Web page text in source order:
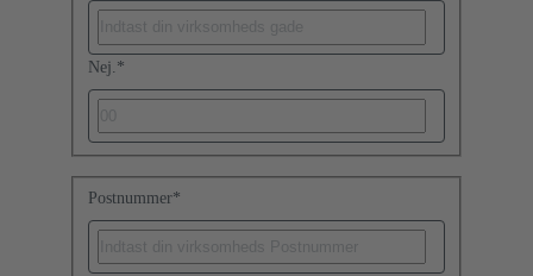
Nej. *
Postnummer*